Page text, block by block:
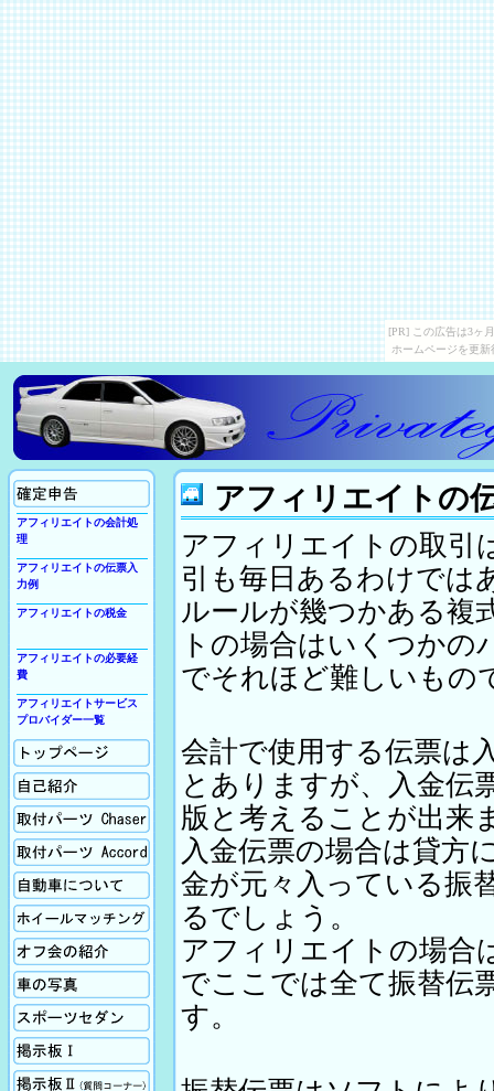
[PR] この広告は3ヶ
ホームページを更
確定申告
アフィリエイトの会計処
理
アフィリエイトの伝票入
力例
アフィリエイトの税金
アフィリエイトの必要経
費
アフィリエイトサービス
プロバイダー一覧
ホーム
自己紹介
取付パーツの紹介Chaser
取付パーツの紹介Accord
自動車について
ホイールマッチング
オフ会の紹介
車の写真
スポーツセダン
掲示板Ⅰ
掲示板Ⅱ
アフィリエイトの
アフィリエイトの取引
引も毎日あるわけでは
ルールが幾つかある複
トの場合はいくつか
でそれほど難しいもの
会計で使用する伝票は
とありますが、入金伝
版と考えることが出来
入金伝票の場合は貸方
金が元々入っている振
るでしょう。
アフィリエイトの場合
でここでは全て振替伝
す。